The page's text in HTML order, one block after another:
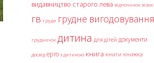
видавництво старого лева відпочинок візок
гв груди грудне вигодовування
грудничок дитина для дітей документи
досвід ерго з дитиною книга книги книжка